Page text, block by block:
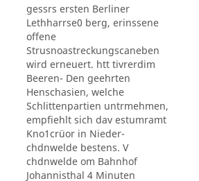
gessrs ersten Berliner
Lethharrse0 berg, erinssene
offene
Strusnoastreckungscaneben
wird erneuert. htt tivrerdim
Beeren- Den geehrten
Henschasien, welche
Schlittenpartien untrmehmen,
empfiehlt sich dav estumramt
Kno1crüor in Nieder-
chdnwelde bestens. V
chdnwelde om Bahnhof
Johannisthal 4 Minuten